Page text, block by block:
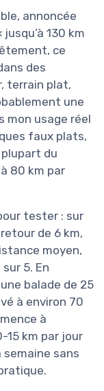
annoncée
130 km
ce
des
terrain plat,
une
mon usage réel
faux plats,
du
80 km par
tester : sur
de 6 km,
moyen,
5. En
balade de 25
à environ 70
à
15 km par jour
sans